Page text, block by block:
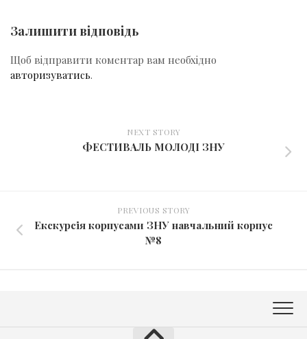
Залишити відповідь
Щоб відправити коментар вам необхідно
авторизуватись.
NEXT STORY
ФЕСТИВАЛЬ МОЛОДІ ЗНУ
PREVIOUS STORY
Екскурсія корпусами ЗНУ навчальний корпус
№8